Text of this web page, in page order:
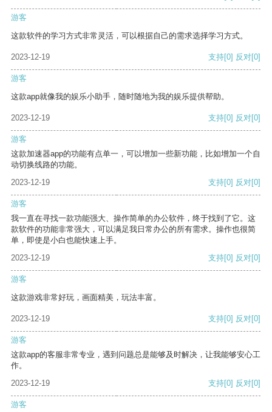
游客
这款软件的学习方式非常灵活，可以根据自己的需求选择学习方式。
2023-12-19 支持[0] 反对[0]
游客
这款app就像我的娱乐小助手，随时随地为我的娱乐提供帮助。
2023-12-19 支持[0] 反对[0]
游客
这款加速器app的功能有点单一，可以增加一些新功能，比如增加一个自
动切换线路的功能。
2023-12-19
支持[0] 反对[0]
游客
我一直在寻找一款功能强大、操作简单的办公软件，终于找到了它。这
款软件的功能非常强大，可以满足我日常办公的所有需求。操作也很简
单，即使是小白也能快速上手。
2023-12-19
支持[0] 反对[0]
游客
这款游戏非常好玩，画面精美，玩法丰富。
2023-12-19 支持[0] 反对[0]
游客
这款app的客服非常专业，遇到问题总是能够及时解决，让我能够安心工
作。
2023-12-19
支持[0] 反对[0]
游客